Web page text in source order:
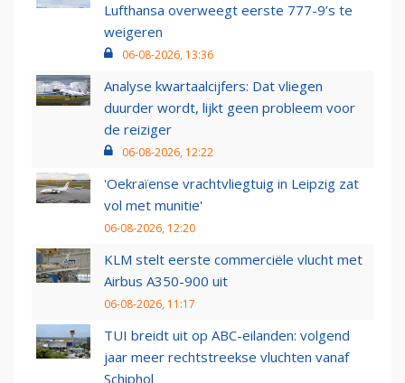
Lufthansa overweegt eerste 777-9’s te
weigeren
06-08-2026, 13:36
Analyse kwartaalcijfers: Dat vliegen
duurder wordt, lijkt geen probleem voor
de reiziger
06-08-2026, 12:22
'Oekraïense vrachtvliegtuig in Leipzig zat
vol met munitie'
06-08-2026, 12:20
KLM stelt eerste commerciële vlucht met
Airbus A350-900 uit
06-08-2026, 11:17
TUI breidt uit op ABC-eilanden: volgend
jaar meer rechtstreekse vluchten vanaf
Schiphol